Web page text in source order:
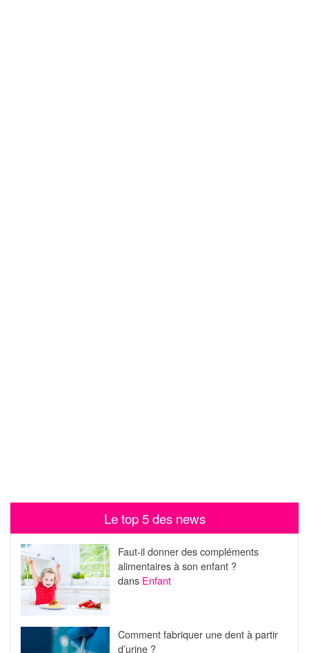
Le top 5 des news
Faut-il donner des compléments
alimentaires à son enfant ?
dans Enfant
Comment fabriquer une dent à partir
d’urine ?